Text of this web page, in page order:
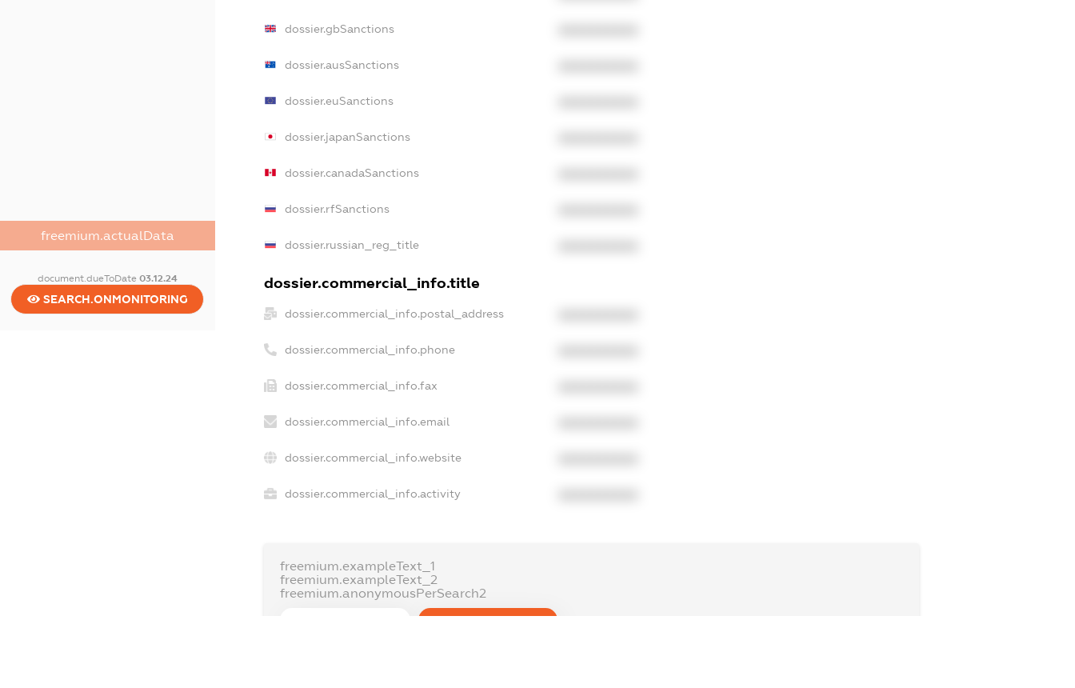
freemium.actualData
document.dueToDate 03.12.24
SEARCH.ONMONITORING
dossier.gbSanctions
dossier.ausSanctions
dossier.euSanctions
dossier.japanSanctions
dossier.canadaSanctions
dossier.rfSanctions
dossier.russian_reg_title
dossier.commercial_info.title
dossier.commercial_info.postal_address
dossier.commercial_info.phone
dossier.commercial_info.fax
dossier.commercial_info.email
dossier.commercial_info.website
dossier.commercial_info.activity
freemium.exampleText_1
freemium.exampleText_2
freemium.anonymousPerSearch2
FREEMIUM.REGISTER